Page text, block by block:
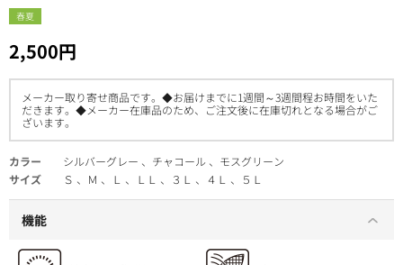
春夏
メーカー取り寄せ商品です。◆お届けまでに1週間～3週間程お時間をいた
だきます。◆メーカー在庫品のため、ご注文後に在庫切れとなる場合がご
ざいます。
2,500円
カラー
シルバーグレー 、チャコール 、モスグリーン
サイズ
Ｓ 、Ｍ 、Ｌ 、ＬＬ 、３Ｌ 、４Ｌ 、５Ｌ
機能